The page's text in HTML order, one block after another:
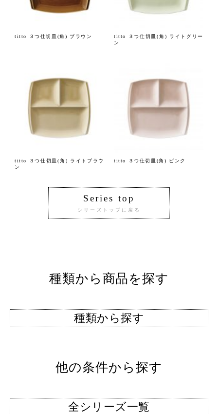
titto ３つ仕切皿(角) ブラウン
titto ３つ仕切皿(角) ライトグリー
ン
titto ３つ仕切皿(角) ライトブラウ
ン
titto ３つ仕切皿(角) ピンク
Series top
シリーズトップに戻る
種類から商品を探す
種類から探す
他の条件から探す
全シリーズ一覧